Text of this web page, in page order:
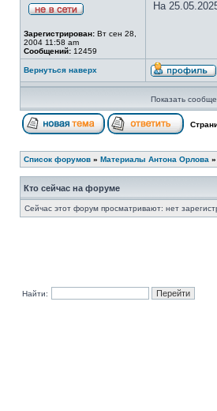
Зарегистрирован: Вт сен 28,
2004 11:58 am
Сообщений: 12459
На
Вернуться наверх
Показать
Список форумов » Материалы Антона Орлова »
Кто сейчас на форуме
Сейчас этот форум просматривают: нет
Найти: